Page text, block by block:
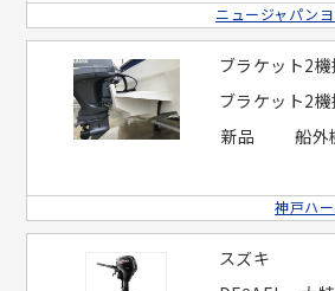
ニュージャパン
ブラケット2
ブラケット2
新品
船外
神戸ハ
スズキ